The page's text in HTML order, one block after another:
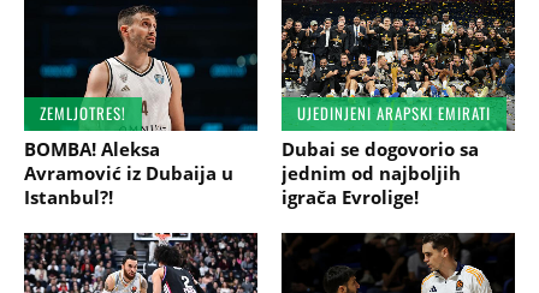
ZEMLJOTRES!
BOMBA! Aleksa
Avramović iz Dubaija u
Istanbul?!
UJEDINJENI ARAPSKI EMIRATI
Dubai se dogovorio sa
jednim od najboljih
igrača Evrolige!